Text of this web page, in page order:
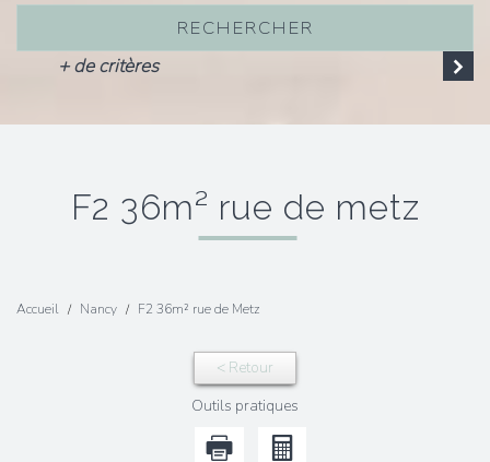
RECHERCHER
+ de critères
f2 36m² rue de metz
Accueil Nancy F2 36m² rue de Metz
< Retour
Outils pratiques